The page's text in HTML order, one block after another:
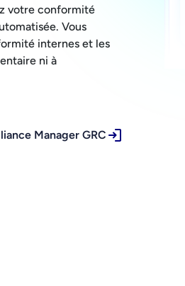
votre conformité
Vous
internes et les
ni à
Manager GRC